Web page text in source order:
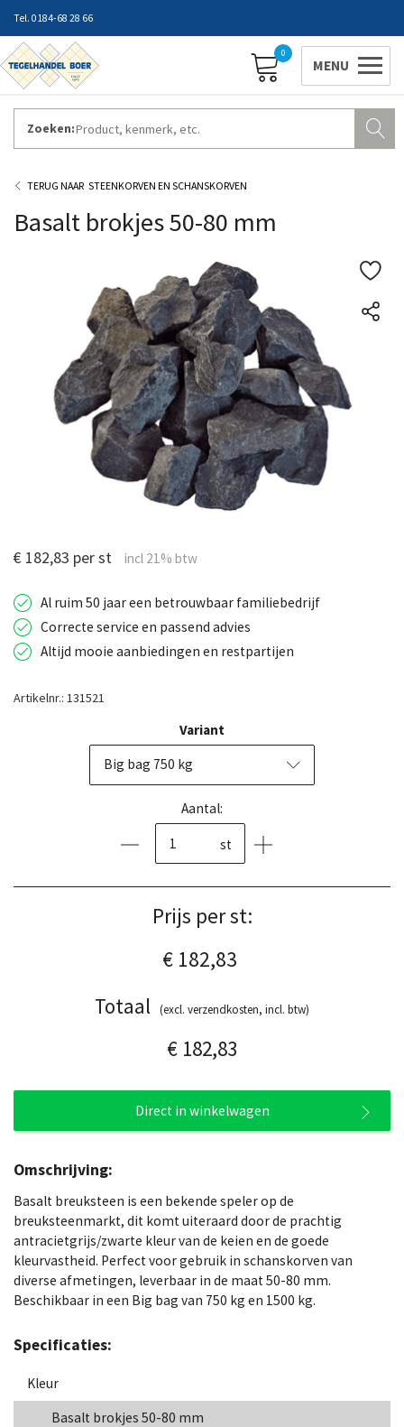
0184-68 28 66
0
Zoeken:
ZAKELIJK INLOGGEN
STEENKORVEN EN SCHANSKORVEN
Basalt brokjes 50-80 mm
€ 182,83 per st
Al ruim 50 jaar een betrouwbaar familiebedrijf
Correcte service en passend advies
Altijd mooie aanbiedingen en restpartijen
Artikelnr.: 131521
Variant
Big bag 750 kg
Aantal:
st
Prijs per st:
€ 182,83
Totaal
(excl. verzendkosten, incl. btw)
€ 182,83
Direct in winkelwagen
Omschrijving:
Basalt breuksteen is een bekende speler op de
breuksteenmarkt, dit komt uiteraard door de prachtig
antracietgrijs/zwarte kleur van de keien en de goede
kleurvastheid. Perfect voor gebruik in schanskorven van
diverse afmetingen, leverbaar in de maat 50-80 mm.
Beschikbaar in een Big bag van 750 kg en 1500 kg.
Specificaties:
Kleur
Basalt brokjes 50-80 mm